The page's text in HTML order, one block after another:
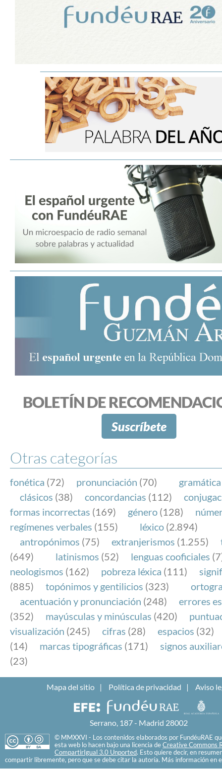
BOLETÍN DE
Suscríbete
Otras categorías
fonética (72) pronunciación (70) gramática
clásicos (38) concordancias (112)
formas incorrectas (169) género (128)
regímenes verbales (155) léxico (2.894)
antropónimos (75) extranjerismos (1.255)
(649)
latinismos (52) lenguas cooficiales
neologismos (162) pobreza léxica (111)
(885)
topónimos y gentilicios (323)
acentuación y pronunciación (248)
errores
(352)
mayúsculas y minúsculas (420)
visualización (245) cifras (28) espacios (32)
(14)
marcas tipográficas (171)
signos
(23)
Mapa del sitio Política de privacidad Aviso
Serrano, 187 - Madrid 28002
© MMXXVI - Los contenidos elaborados por FundéuRAE
esta web lo hacen bajo una licencia de Creative Commons
CompartirIgual 3.0 Unported. Esto quiere decir, en
compartir libremente, pero que se debe citar la autoría. Más información en